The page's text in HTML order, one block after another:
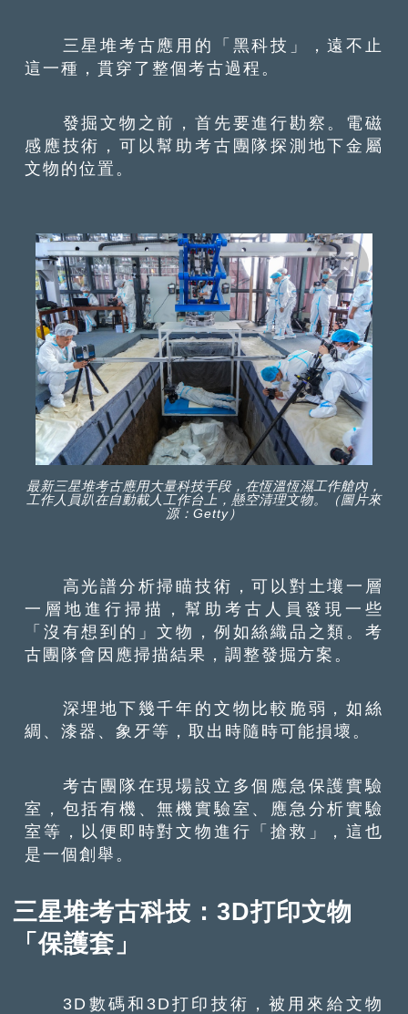
三星堆考古應用的「黑科技」，遠不止
這一種，貫穿了整個考古過程。
發掘文物之前，首先要進行勘察。電磁
感應技術，可以幫助考古團隊探測地下金屬
文物的位置。
最新三星堆考古應用大量科技手段，在恆溫恆濕工作艙內，
工作人員趴在自動載人工作台上，懸空清理文物。（圖片來
源：Getty）
高光譜分析掃瞄技術，可以對土壤一層
一層地進行掃描，幫助考古人員發現一些
「沒有想到的」文物，例如絲織品之類。考
古團隊會因應掃描結果，調整發掘方案。
深埋地下幾千年的文物比較脆弱，如絲
綢、漆器、象牙等，取出時隨時可能損壞。
考古團隊在現場設立多個應急保護實驗
室，包括有機、無機實驗室、應急分析實驗
室等，以便即時對文物進行「搶救」，這也
是一個創舉。
三星堆考古科技：3D打印文物
「保護套」
3D數碼和3D打印技術，被用來給文物